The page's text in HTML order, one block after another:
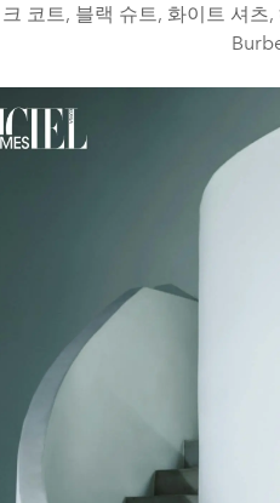
코트, 블랙 슈트, 화이트 셔